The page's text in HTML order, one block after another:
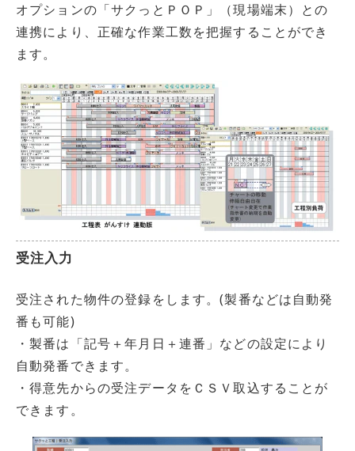
オプションの「サクっとＰＯＰ」（現場端末）との
連携により、正確な作業工数を把握することができ
ます。
受注入力
受注された物件の登録をします。(製番などは自動発
番も可能)
・製番は「記号＋年月日＋連番」などの設定により
自動発番できます。
・得意先からの受注データをＣＳＶ取込することが
できます。